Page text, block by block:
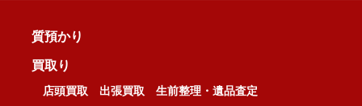
質預かり
買取り
店頭買取 出張買取
生前整理・遺品査定